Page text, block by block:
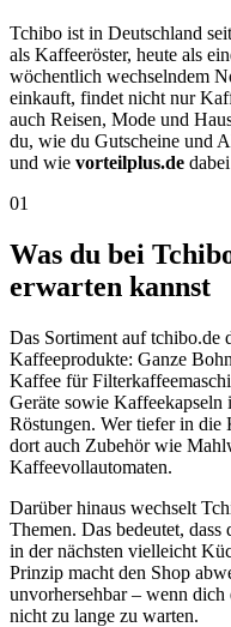
Tchibo ist in Deutschland
als Kaffeeröster, heute als
wöchentlich wechselndem
einkauft, findet nicht nur
auch Reisen, Mode und
du, wie du Gutscheine und
und wie vorteilplus.de
01
Was du bei
erwarten kannst
Das Sortiment auf tchibo.de
Kaffeeprodukte: Ganze
Kaffee für
Geräte sowie Kaffeekapseln
Röstungen. Wer tiefer in die
dort auch Zubehör wie
Kaffeevollautomaten.
Darüber hinaus wechselt
Themen. Das bedeutet,
in der nächsten vielleicht
Prinzip macht den Shop
unvorhersehbar – wenn
nicht zu lange zu warten.